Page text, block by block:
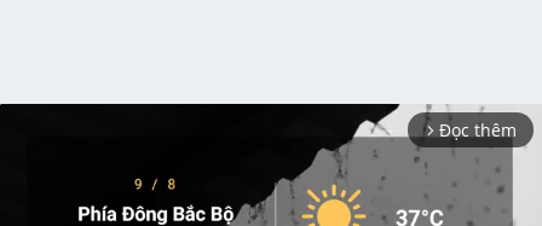
arrow_forward_ios Đọc thêm